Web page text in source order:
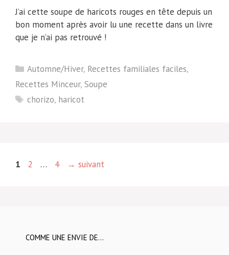
J’ai cette soupe de haricots rouges en tête depuis un
bon moment après avoir lu une recette dans un livre
que je n’ai pas retrouvé !
Catégories
Automne/Hiver, Recettes familiales faciles,
Recettes Minceur, Soupe
Étiquettes
chorizo, haricot
Page
1 Page
2 … Page
4 → suivant
COMME UNE ENVIE DE…